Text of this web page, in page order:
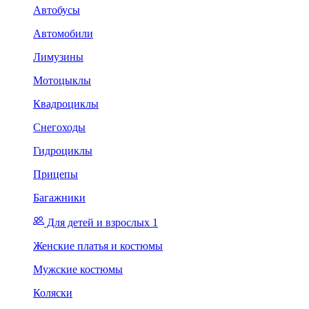
Автобусы
Автомобили
Лимузины
Мотоцыклы
Квадроциклы
Снегоходы
Гидроциклы
Прицепы
Багажники
Для детей и взрослых 1
Женские платья и костюмы
Мужские костюмы
Коляски